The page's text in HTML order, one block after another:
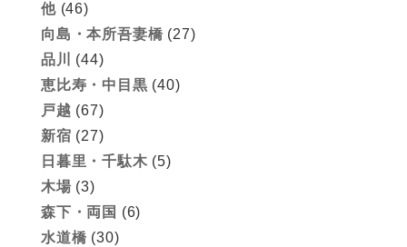
他(46)
向島・本所吾妻橋 (27)
品川
(44)
恵比寿・中目黒 (40)
戸越 (67)
新宿 (27)
日暮里・千駄木 (5)
木場 (3)
森下・両国 (6)
水道橋 (30)